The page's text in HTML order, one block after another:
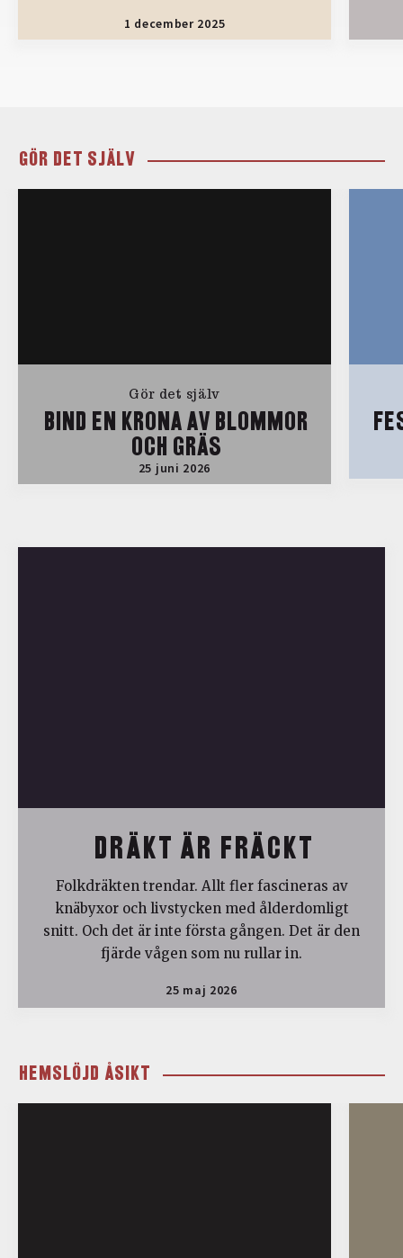
1 december 2025
GÖR DET SJÄLV
Gör det själv
BIND EN KRONA AV BLOMMOR
OCH GRÄS
25 juni 2026
DRÄKT ÄR FRÄCKT
Folkdräkten trendar. Allt fler fascineras av
knäbyxor och livstycken med ålderdomligt
snitt. Och det är inte första gången. Det är den
fjärde vågen som nu rullar in.
25 maj 2026
HEMSLÖJD ÅSIKT